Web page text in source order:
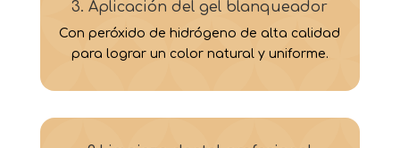
3. Aplicación del gel blanqueador
Con peróxido de hidrógeno de alta calidad
para lograr un color natural y uniforme.